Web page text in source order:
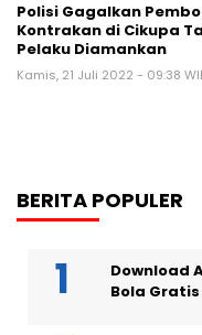
Polisi Gagalkan
Kontrakan di Cikupa
Pelaku Diamankan
Kamis, 21 Juli 2022 - 09:38
BERITA POPULER
Download
Bola Gratis